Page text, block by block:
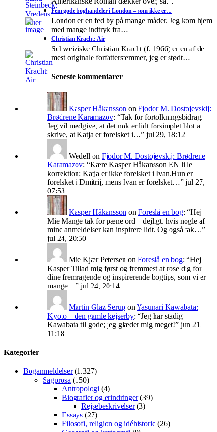
Fem gode boghandeler i London – som ikke er…
London er en fed by på mange måder. Jeg kom hjem
med mange indtryk fra…
Christian Kracht: Air
Schweiziske Christian Kracht (f. 1966) er en af de
mest originale forfatterstemmer, jeg er stødt…
Seneste kommentarer
Kasper Håkansson on Fjodor M. Dostojevskij:
Brødrene Karamazov: “Tak for fortolkningsbidrag.
Jeg vil medgive, at det nok er lidt forsimplet blot at
skrive, at Katja er forelsket i…” jul 29, 18:12
Wedell on Fjodor M. Dostojevskij: Brødrene
Karamazov: “Kære Kasper Håkansson EN lille
korrektion: Katja er ikke forelsket i Ivan.Hun er
forelsket i Dmitrij, mens Ivan er forelsket…” jul 27,
07:53
Kasper Håkansson on Foreslå en bog: “Hej
Mie Mange tak for pæne ord – dejligt, hvis nogle af
mine anmeldelser kan inspirere lidt. Og også tak…”
jul 24, 20:50
Mie Kjær Petersen on Foreslå en bog: “Hej
Kasper Tillad mig først og fremmest at rose dig for
dine fremragende og inspirerende bogtips, som vi er
mange…” jul 24, 20:14
Martin Glaz Serup on Yasunari Kawabata:
Kyoto – den gamle kejserby: “Jeg har stadig
Kawabata til gode; jeg glæder mig meget!” jun 21,
11:18
Kategorier
Boganmeldelser(1.327)
Sagprosa (150)
Antropologi (4)
Biografier og erindringer(39)
Rejsebeskrivelser(3)
Essays (27)
Filosofi, religion og idéhistorie (26)